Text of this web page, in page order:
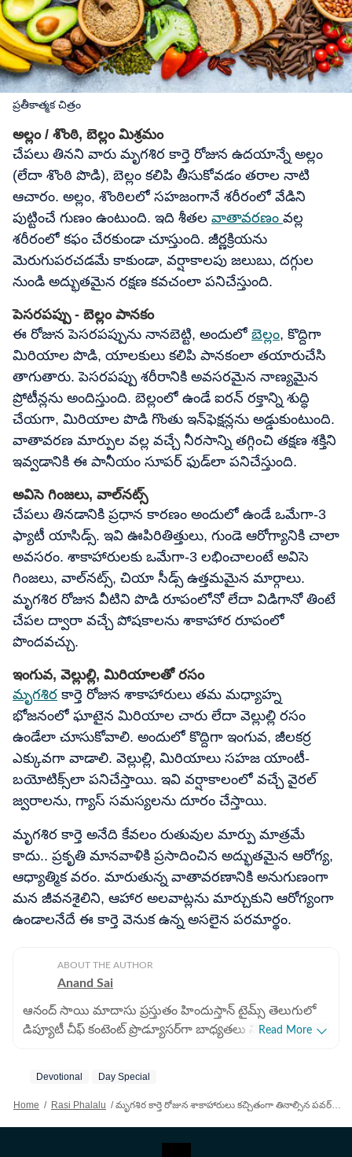
ప్రతీకాత్మక చిత్రం
అల్లం / శొంఠి, బెల్లం మిశ్రమం
చేపలు తినని వారు మృగశిర కార్తె రోజున ఉదయాన్నే అల్లం
(లేదా శొంఠి పొడి), బెల్లం కలిపి తీసుకోవడం తరాల నాటి
ఆచారం. అల్లం, శొంఠిలలో సహజంగానే శరీరంలో వేడిని
పుట్టించే గుణం ఉంటుంది. ఇది శీతల వాతావరణం వల్ల
శరీరంలో కఫం చేరకుండా చూస్తుంది. జీర్ణక్రియను
మెరుగుపరచడమే కాకుండా, వర్షాకాలపు జలుబు, దగ్గుల
నుండి అద్భుతమైన రక్షణ కవచంలా పనిచేస్తుంది.
పెసరపప్పు - బెల్లం పానకం
ఈ రోజున పెసరపప్పును నానబెట్టి, అందులో బెల్లం, కొద్దిగా
మిరియాల పొడి, యాలకులు కలిపి పానకంలా తయారుచేసి
తాగుతారు. పెసరపప్పు శరీరానికి అవసరమైన నాణ్యమైన
ప్రోటీన్లను అందిస్తుంది. బెల్లంలో ఉండే ఐరన్ రక్తాన్ని శుద్ధి
చేయగా, మిరియాల పొడి గొంతు ఇన్‌ఫెక్షన్లను అడ్డుకుంటుంది.
వాతావరణ మార్పుల వల్ల వచ్చే నీరసాన్ని తగ్గించి తక్షణ శక్తిని
ఇవ్వడానికి ఈ పానీయం సూపర్ ఫుడ్‌లా పనిచేస్తుంది.
అవిసె గింజలు, వాల్‌నట్స్
చేపలు తినడానికి ప్రధాన కారణం అందులో ఉండే ఒమేగా-3
ఫ్యాటీ యాసిడ్స్. ఇవి ఊపిరితిత్తులు, గుండె ఆరోగ్యానికి చాలా
అవసరం. శాకాహారులకు ఒమేగా-3 లభించాలంటే అవిసె
గింజలు, వాల్‌నట్స్, చియా సీడ్స్ ఉత్తమమైన మార్గాలు.
మృగశిర రోజున వీటిని పొడి రూపంలోనో లేదా విడిగానో తింటే
చేపల ద్వారా వచ్చే పోషకాలను శాకాహార రూపంలో
పొందవచ్చు.
ఇంగువ, వెల్లుల్లి, మిరియాలతో రసం
మృగశిర కార్తె రోజున శాకాహారులు తమ మధ్యాహ్న
భోజనంలో ఘాటైన మిరియాల చారు లేదా వెల్లుల్లి రసం
ఉండేలా చూసుకోవాలి. అందులో కొద్దిగా ఇంగువ, జీలకర్ర
ఎక్కువగా వాడాలి. వెల్లుల్లి, మిరియాలు సహజ యాంటీ-
బయోటిక్స్‌లా పనిచేస్తాయి. ఇవి వర్షాకాలంలో వచ్చే వైరల్
జ్వరాలను, గ్యాస్ సమస్యలను దూరం చేస్తాయి.
మృగశిర కార్తె అనేది కేవలం రుతువుల మార్పు మాత్రమే
కాదు.. ప్రకృతి మానవాళికి ప్రసాదించిన అద్భుతమైన ఆరోగ్య,
ఆధ్యాత్మిక వరం. మారుతున్న వాతావరణానికి అనుగుణంగా
మన జీవనశైలిని, ఆహార అలవాట్లను మార్చుకుని ఆరోగ్యంగా
ఉండాలనేదే ఈ కార్తె వెనుక ఉన్న అసలైన పరమార్థం.
ABOUT THE AUTHOR
Anand Sai
ఆనంద్ సాయి మాదాసు ప్రస్తుతం హిందుస్తాన్ టైమ్స్ తెలుగులో
డిప్యూటీ చీఫ్ కంటెంట్ ప్రొడ్యూసర్‌గా బాధ్యతలు నిర్వర్తిస్తున్నారు.
దినపత్రికలో సబ్ఎడిటర్‌గా జర్నలిజం కెరీర్ మెుదలుపెట్టారు. ఆ
సబ్‌ఎడిటర్‌గా బాధ్యతలు చూసుకున్నారు. కాకతీయ
Read More
Devotional Day Special
Home / Rasi Phalalu / మృగశిర కార్తె రోజున శాకాహారులు కచ్చితంగా తినాల్సిన పవర్‌ఫుల్ ఆహారాలు ఏంటి?